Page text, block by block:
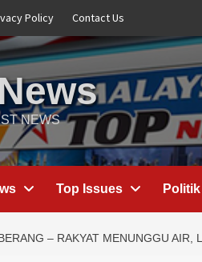
Policy Contact Us
NEWS
Top Issues Politik
– RAKYAT MENUNGGU